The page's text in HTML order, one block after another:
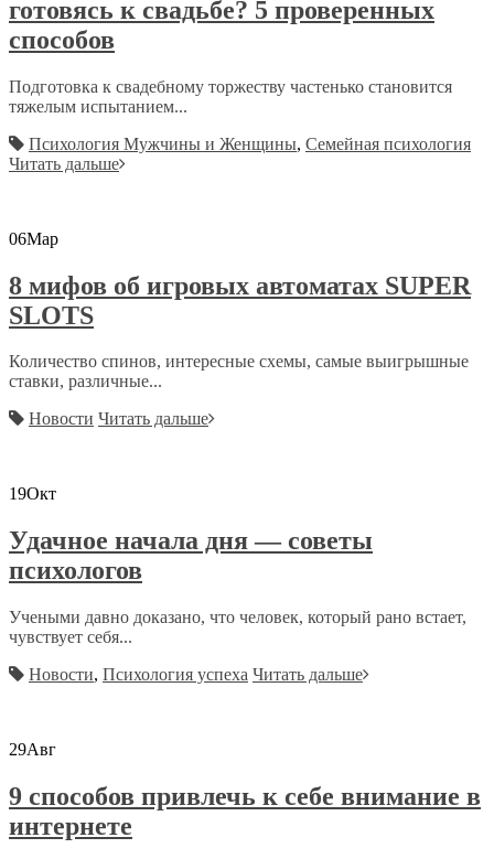
готовясь к свадьбе? 5 проверенных
способов
Подготовка к свадебному торжеству частенько становится
тяжелым испытанием...
Психология Мужчины и Женщины, Семейная психология
Читать дальше
06Мар
8 мифов об игровых автоматах SUPER
SLOTS
Количество спинов, интересные схемы, самые выигрышные
ставки, различные...
Новости Читать дальше
19Окт
Удачное начала дня — советы
психологов
Учеными давно доказано, что человек, который рано встает,
чувствует себя...
Новости, Психология успеха Читать дальше
29Авг
9 способов привлечь к себе внимание в
интернете